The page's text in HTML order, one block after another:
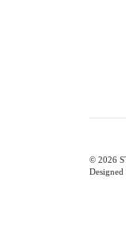
© 2026
Designed